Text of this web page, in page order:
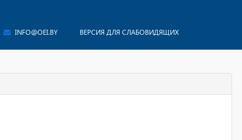
INFO@OEI.BY ВЕРСИЯ ДЛЯ СЛАБОВИДЯЩИХ